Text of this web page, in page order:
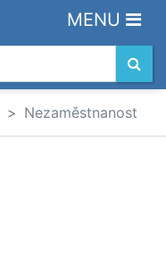
MENU
Nezaměstnanost